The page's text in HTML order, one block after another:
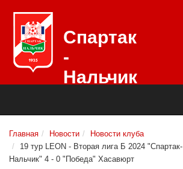
Спартак
-
Нальчик
Главная Новости
Новости клуба
19 тур LEON - Вторая лига Б 2024 "Спартак-
Нальчик" 4 - 0 "Победа" Хасавюрт